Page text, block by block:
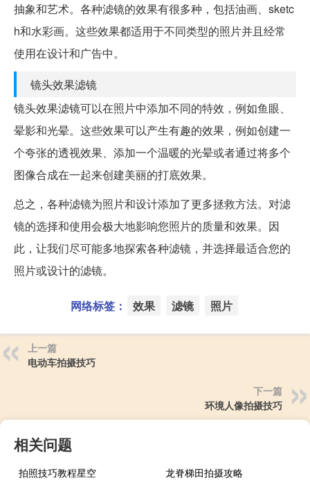
抽象和艺术。各种滤镜的效果有很多种，包括油画、sketc
h和水彩画。这些效果都适用于不同类型的照片并且经常
使用在设计和广告中。
镜头效果滤镜
镜头效果滤镜可以在照片中添加不同的特效，例如鱼眼、
晕影和光晕。这些效果可以产生有趣的效果，例如创建一
个夸张的透视效果、添加一个温暖的光晕或者通过将多个
图像合成在一起来创建美丽的打底效果。
总之，各种滤镜为照片和设计添加了更多拯救方法。对滤
镜的选择和使用会极大地影响您照片的质量和效果。因
此，让我们尽可能多地探索各种滤镜，并选择最适合您的
照片或设计的滤镜。
网络标签： 效果 滤镜 照片
上一篇
电动车拍摄技巧
下一篇
环境人像拍摄技巧
相关问题
拍照技巧教程星空 龙脊梯田拍摄攻略